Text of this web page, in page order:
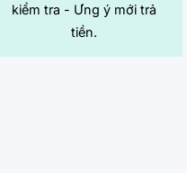
kiểm tra - Ưng ý mới trả
tiền.